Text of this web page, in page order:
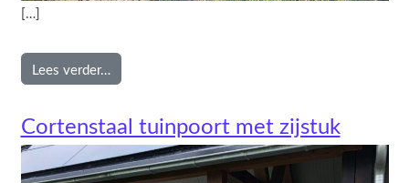
[…]
Lees verder…
Cortenstaal tuinpoort met zijstuk